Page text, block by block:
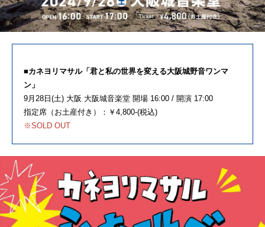
■カネヨリマサル「君と私の世界を変える大阪城野音ワンマ
ン」
9月28日(土) 大阪 大阪城音楽堂 開場 16:00 / 開演 17:00
指定席（お土産付き）：￥4,800-(税込)
※SOLD OUT